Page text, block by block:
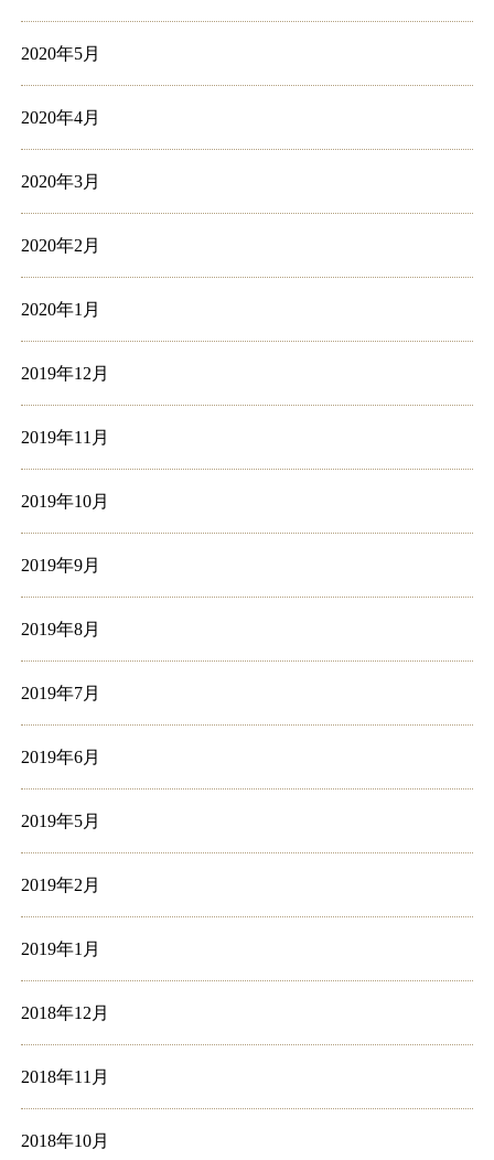
2020年5月
2020年4月
2020年3月
2020年2月
2020年1月
2019年12月
2019年11月
2019年10月
2019年9月
2019年8月
2019年7月
2019年6月
2019年5月
2019年2月
2019年1月
2018年12月
2018年11月
2018年10月